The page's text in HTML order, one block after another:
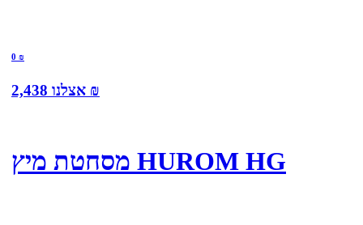
0 ₪
אצלנו 2,438 ₪
מסחטת מיץ HUROM HG